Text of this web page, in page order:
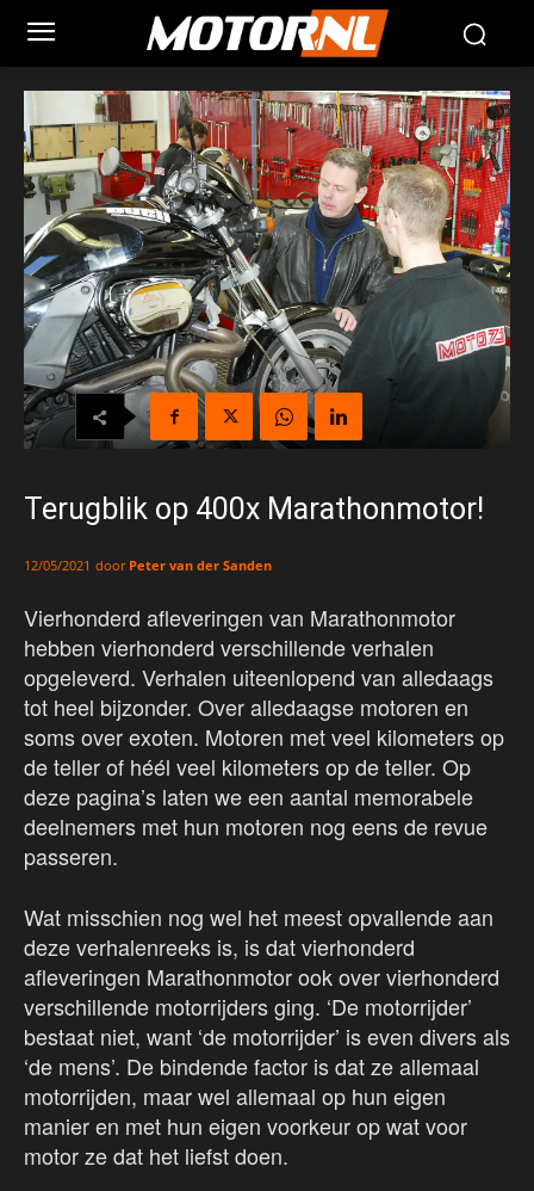
Terugblik op 400x Marathonmotor!
12/05/2021 door Peter van der Sanden
Vierhonderd afleveringen van Marathonmotor
hebben vierhonderd verschillende verhalen
opgeleverd. Verhalen uiteenlopend van alledaags
tot heel bijzonder. Over alledaagse motoren en
soms over exoten. Motoren met veel kilometers op
de teller of héél veel kilometers op de teller. Op
deze pagina’s laten we een aantal memorabele
deelnemers met hun motoren nog eens de revue
passeren.
Wat misschien nog wel het meest opvallende aan
deze verhalenreeks is, is dat vierhonderd
afleveringen Marathonmotor ook over vierhonderd
verschillende motorrijders ging. ‘De motorrijder’
bestaat niet, want ‘de motorrijder’ is even divers als
‘de mens’. De bindende factor is dat ze allemaal
motorrijden, maar wel allemaal op hun eigen
manier en met hun eigen voorkeur op wat voor
motor ze dat het liefst doen.